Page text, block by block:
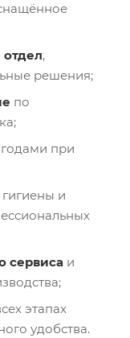
,
решения;
по
при
и
сервиса и
этапах
удобства.